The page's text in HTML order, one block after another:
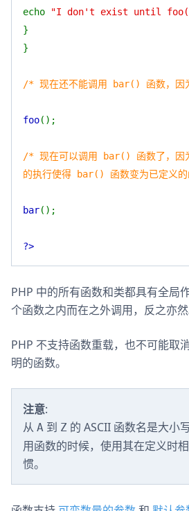
echo
"I don't exist until
}
}
/* 现在还不能调用 bar() 函数，因
foo();
/* 现在可以调用 bar() 函数了，
的执行使得 bar() 函数变为已定义
bar();
?>
PHP 中的所有函数和类都具有全局
个函数之内而在之外调用，反之亦然
PHP 不支持函数重载，也不可能取
明的函数。
注意:
从 A 到 Z 的 ASCII 函数名是大小
用函数的时候，使用其在定义时
惯。